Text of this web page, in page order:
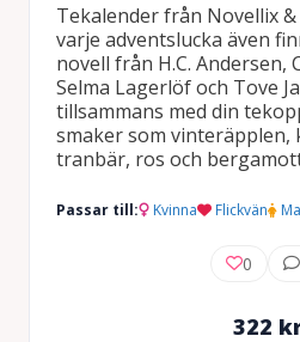
Tekalender från Novellix &
varje adventslucka även
novell från H.C. Andersen,
Selma Lagerlöf och Tove
tillsammans med din
smaker som vinteräpplen,
tranbär, ros och
Passar till: Kvinna Flickvän
0
322